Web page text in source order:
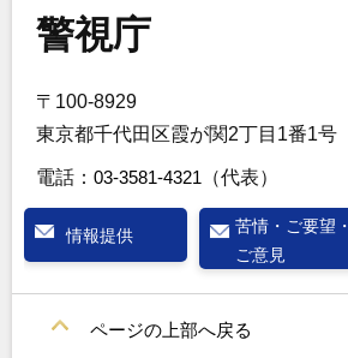
警視庁
〒100-8929
東京都千代田区霞が関2丁目1番1号
電話： 03-3581-4321 （代表）
情報提供
苦情・ご要望・
ご意見
ページの上部へ戻る